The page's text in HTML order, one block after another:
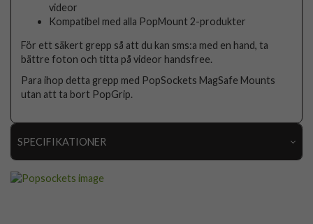
videor
Kompatibel med alla PopMount 2-produkter
För ett säkert grepp så att du kan sms:a med en hand, ta
bättre foton och titta på videor handsfree.
Para ihop detta grepp med PopSockets MagSafe Mounts
utan att ta bort PopGrip.
SPECIFIKATIONER